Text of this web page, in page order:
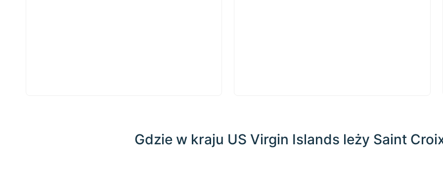
Gdzie w kraju US Virgin Islands leży Saint
200 km / 124.3 mi